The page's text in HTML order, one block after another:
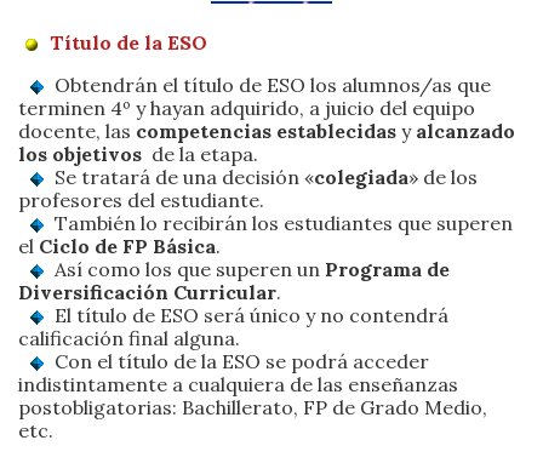
Título de la ESO
Obtendrán el título de ESO los alumnos/as que
terminen 4º y hayan adquirido, a juicio del equipo
docente, las competencias establecidas yalcanzado
los objetivos de la etapa.
Se tratará de una decisión «colegiada» de los
profesores del estudiante.
También lo recibirán los estudiantes que superen
el Ciclo de FP Básica.
Así como los que superen un Programa de
Diversificación Curricular.
El título de ESO será único y no contendrá
calificación final alguna.
Con el título de la ESO se podrá acceder
indistintamente a cualquiera de las enseñanzas
postobligatorias: Bachillerato, FP de Grado Medio,
etc.